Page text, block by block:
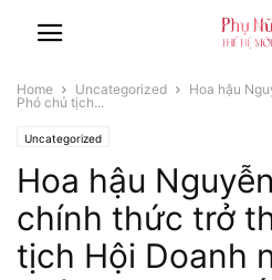
Home Uncategorized
Hoa hậu
Phó chủ tịch...
Uncategorized
Hoa hậu
chính thức trở
tịch Hội Doanh